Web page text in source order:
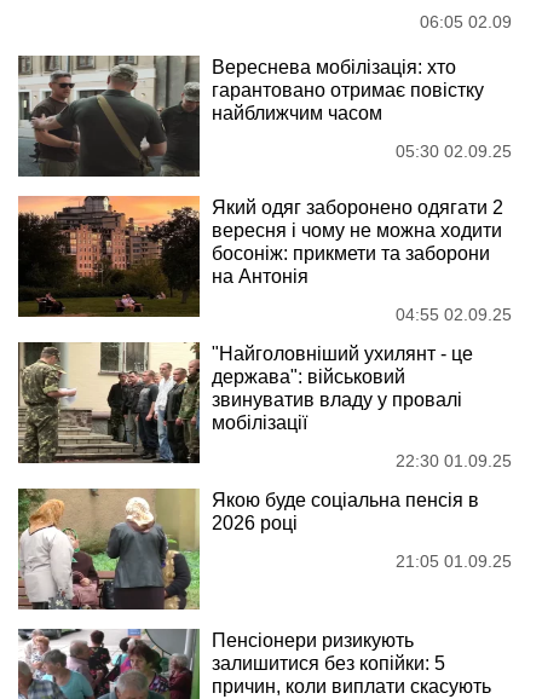
06:05 02.09
Вереснева мобілізація: хто
гарантовано отримає повістку
найближчим часом
05:30 02.09.25
Який одяг заборонено одягати 2
вересня і чому не можна ходити
босоніж: прикмети та заборони
на Антонія
04:55 02.09.25
"Найголовніший ухилянт - це
держава": військовий
звинуватив владу у провалі
мобілізації
22:30 01.09.25
Якою буде соціальна пенсія в
2026 році
21:05 01.09.25
Пенсіонери ризикують
залишитися без копійки: 5
причин, коли виплати скасують